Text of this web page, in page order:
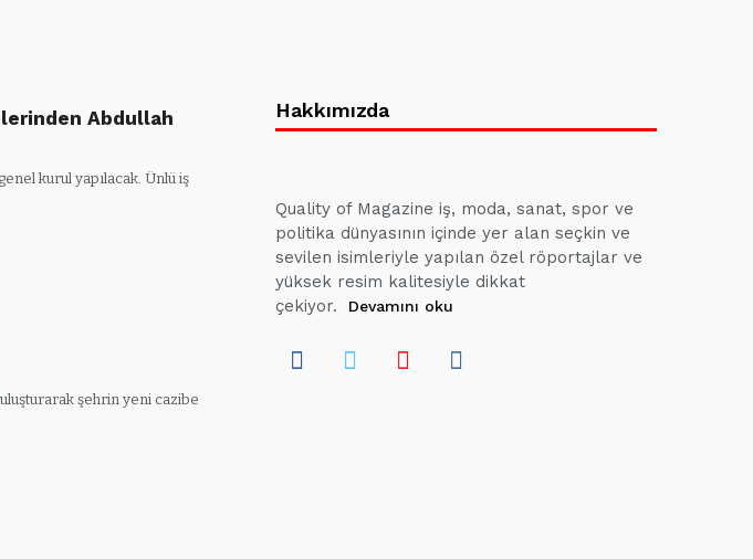
Abdullah
kurul yapılacak. Ünlü iş
şehrin yeni cazibe
Hakkımızda
Quality of Magazine iş, moda, sanat, spor ve
politika dünyasının içinde yer alan seçkin ve
sevilen isimleriyle yapılan özel röportajlar ve
yüksek resim kalitesiyle dikkat
çekiyor.
Devamını oku